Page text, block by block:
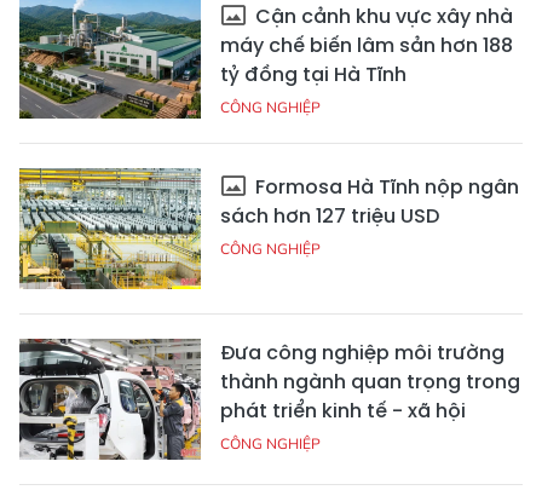
Cận cảnh khu vực xây nhà
máy chế biến lâm sản hơn 188
tỷ đồng tại Hà Tĩnh
CÔNG NGHIỆP
Formosa Hà Tĩnh nộp ngân
sách hơn 127 triệu USD
CÔNG NGHIỆP
Đưa công nghiệp môi trường
thành ngành quan trọng trong
phát triển kinh tế - xã hội
CÔNG NGHIỆP